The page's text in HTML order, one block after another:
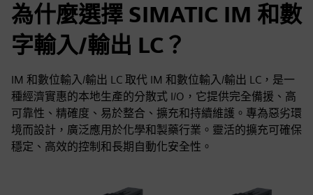
為什麼選擇 SIMATIC IM 和數
字輸入/輸出 LC？
IM 和數位輸入/輸出 LC 取代 IM 和數位輸入/輸出 LC，是一
種經濟實惠的本地生產的分散式 I/O，它提供完全備援、高
可靠性、精確度、易於整合、擴充和持續維護。專為惡劣環
境而設計，廣泛應用於化學和製藥行業。靈活的擴充可確保
穩定、高效的控制和長期自動化安全性。